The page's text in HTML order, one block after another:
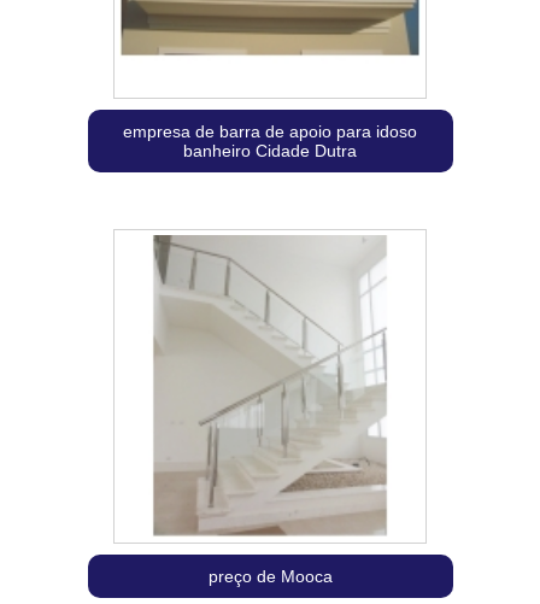
empresa de barra de apoio para idoso
banheiro Cidade Dutra
preço de Mooca